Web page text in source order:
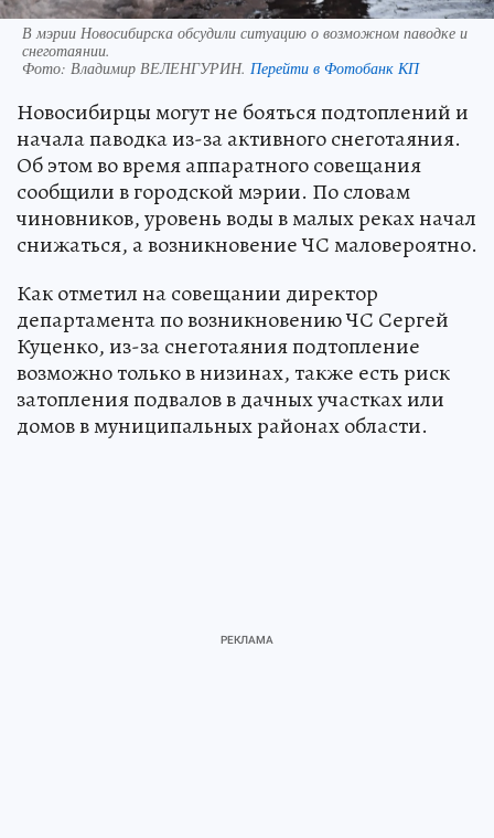
В мэрии Новосибирска обсудили ситуацию о возможном паводке и
снеготаянии.
Фото: Владимир ВЕЛЕНГУРИН. Перейти в Фотобанк КП
Новосибирцы могут не бояться подтоплений и
начала паводка из-за активного снеготаяния.
Об этом во время аппаратного совещания
сообщили в городской мэрии. По словам
чиновников, уровень воды в малых реках начал
снижаться, а возникновение ЧС маловероятно.
Как отметил на совещании директор
департамента по возникновению ЧС Сергей
Куценко, из-за снеготаяния подтопление
возможно только в низинах, также есть риск
затопления подвалов в дачных участках или
домов в муниципальных районах области.